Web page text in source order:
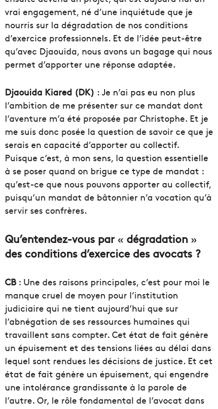
vrai engagement, né d’une inquiétude que je
nourris sur la dégradation de nos conditions
d’exercice professionnels. Et de l’idée peut-être
qu’avec Djaouida, nous avons un bagage qui nous
permet d’apporter une réponse adaptée.
Djaouida Kiared (DK) : Je n’ai pas eu non plus
l’ambition de me présenter sur ce mandat dont
l’aventure m’a été proposée par Christophe. Et je
me suis donc posée la question de savoir ce que je
serais en capacité d’apporter au collectif.
Puisque c’est, à mon sens, la question essentielle
à se poser quand on brigue ce type de mandat :
qu’est-ce que nous pouvons apporter au collectif,
puisqu’un mandat de bâtonnier n’a vocation qu’à
servir ses confrères.
Qu’entendez-vous par « dégradation »
des conditions d’exercice des avocats ?
CB: Une des raisons principales, c’est pour moi le
manque cruel de moyen pour l’institution
judiciaire qui ne tient aujourd’hui que sur
l’abnégation de ses ressources humaines qui
travaillent sans compter. Cet état de fait génère
un épuisement et des tensions liées au délai dans
lequel sont rendues les décisions de justice. Et cet
état de fait génère un épuisement, qui engendre
une intolérance grandissante à la parole de
l’autre. Or, le rôle fondamental de l’avocat dans